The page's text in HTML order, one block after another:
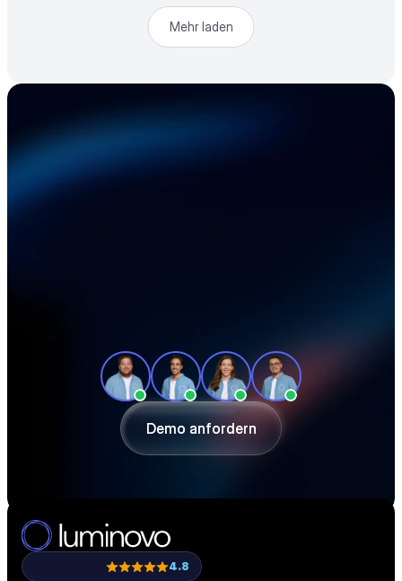
Mehr laden
Beschleunigen Sie
einer individuellen Tour, wie Sie Ihre
Beschaffung effizienter gestalten und
passgenau digitalisieren.
Demo anfordern
Demo anfordern
4.8